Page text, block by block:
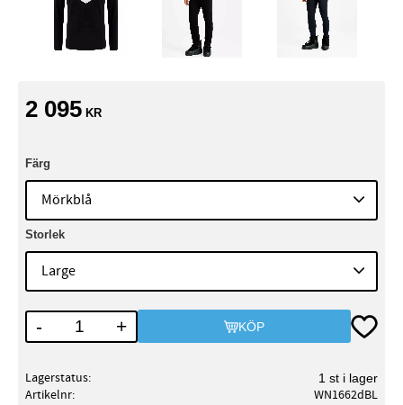
2 095 KR
Färg
Storlek
+
- KÖP Lägg
Lagerstatus 1 st i lager
Artikelnr WN1662dBL